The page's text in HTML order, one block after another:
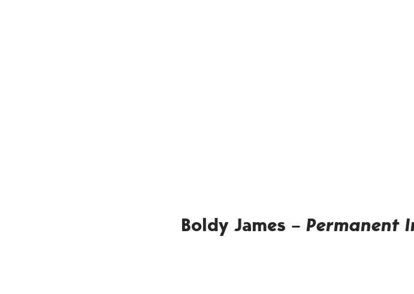
Boldy James – Permanent